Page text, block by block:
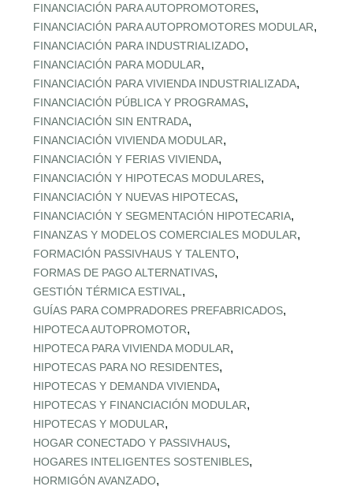
FINANCIACIÓN PARA AUTOPROMOTORES,
FINANCIACIÓN PARA AUTOPROMOTORES MODULAR,
FINANCIACIÓN PARA INDUSTRIALIZADO,
FINANCIACIÓN PARA MODULAR,
FINANCIACIÓN PARA VIVIENDA INDUSTRIALIZADA,
FINANCIACIÓN PÚBLICA Y PROGRAMAS,
FINANCIACIÓN SIN ENTRADA,
FINANCIACIÓN VIVIENDA MODULAR,
FINANCIACIÓN Y FERIAS VIVIENDA,
FINANCIACIÓN Y HIPOTECAS MODULARES,
FINANCIACIÓN Y NUEVAS HIPOTECAS,
FINANCIACIÓN Y SEGMENTACIÓN HIPOTECARIA,
FINANZAS Y MODELOS COMERCIALES MODULAR,
FORMACIÓN PASSIVHAUS Y TALENTO,
FORMAS DE PAGO ALTERNATIVAS,
GESTIÓN TÉRMICA ESTIVAL ,
GUÍAS PARA COMPRADORES PREFABRICADOS,
HIPOTECA AUTOPROMOTOR,
HIPOTECA PARA VIVIENDA MODULAR,
HIPOTECAS PARA NO RESIDENTES,
HIPOTECAS Y DEMANDA VIVIENDA,
HIPOTECAS Y FINANCIACIÓN MODULAR,
HIPOTECAS Y MODULAR,
HOGAR CONECTADO Y PASSIVHAUS,
HOGARES INTELIGENTES SOSTENIBLES,
HORMIGÓN AVANZADO,